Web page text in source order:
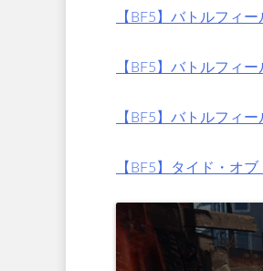
【BF5】バトルフィ
【BF5】バトルフィ
【BF5】バトルフィ
【BF5】タイド・オ